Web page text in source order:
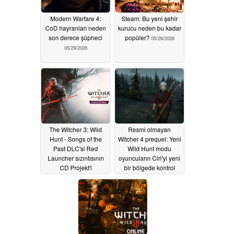
Modern Warfare 4:
CoD hayranları neden
son derece şüpheci
05/29/2026
Steam: Bu yeni şehir
kurucu neden bu kadar
popüler? 05/29/2026
The Witcher 3: Wild
Hunt - Songs of the
Past DLC'si Red
Launcher sızıntısının
CD Projekt'i
resmen duyuruldu
05/27/2026
Resmi olmayan
Witcher 4 prequel: Yeni
Wild Hunt modu
oyuncuların Ciri'yi yeni
bir bölgede kontrol
02/11/2026